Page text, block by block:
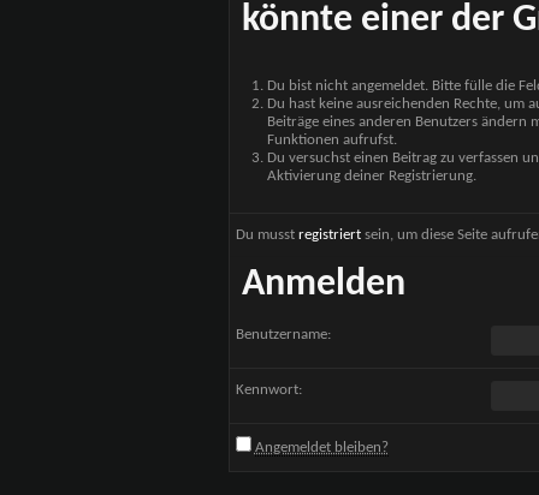
könnte einer der
Du bist nicht angemeldet. Bitte fülle die
Du hast keine ausreichenden Rechte, um
Beiträge eines anderen Benutzers
Funktionen aufrufst.
Du versuchst einen Beitrag zu verfassen
Aktivierung deiner Registrierung.
Du musst registriertsein, um diese Seite
Anmelden
Benutzername:
Kennwort:
Angemeldet bleiben?